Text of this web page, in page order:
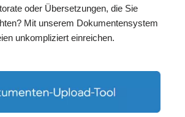
oder Übersetzungen, die Sie
Mit unserem Dokumentensystem
unkompliziert einreichen.